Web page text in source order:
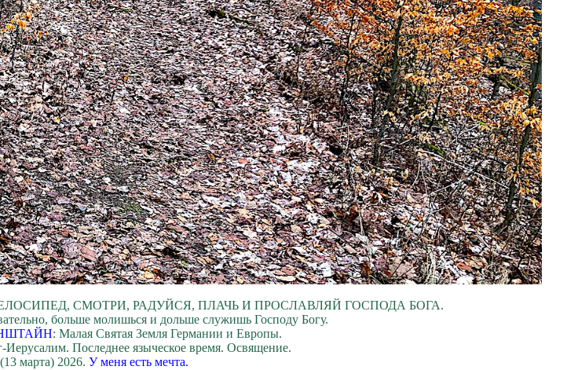
СМОТРИ, РАДУЙСЯ, ПЛАЧЬ И ПРОСЛАВЛЯЙ ГОСПОДА БОГА.
больше молишься и дольше служишь Господу Богу.
: Малая Святая Земля Германии и Европы.
Иерусалим. Последнее языческое время. Освящение.
марта) 2026. У меня есть мечта.